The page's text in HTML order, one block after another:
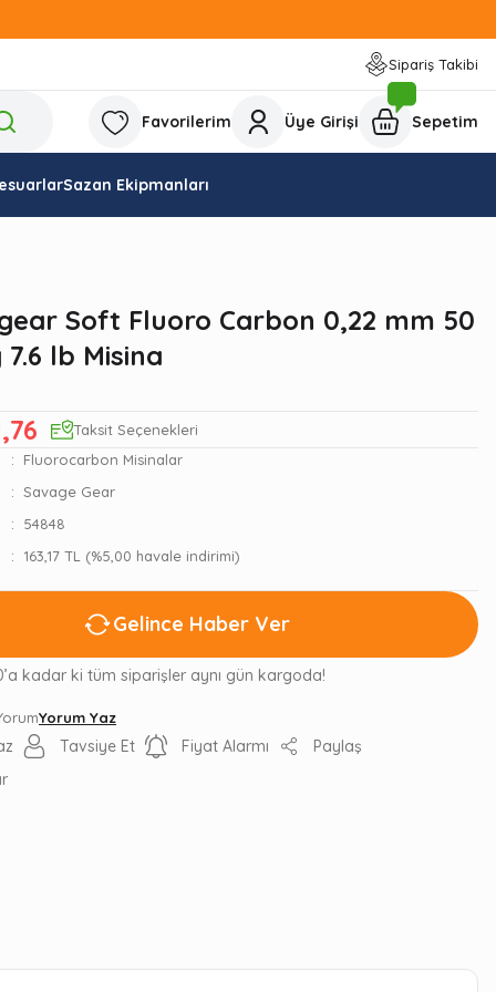
Sipariş Takibi
Favorilerim Üye Girişi Sepetim
Sazan Ekipmanları
Yorum Yaz
Soft Fluoro Carbon 0,22 mm 50
lb Misina
Taksit Seçenekleri
Fluorocarbon Misinalar
Savage Gear
54848
163,17 TL (%5,00 havale indirimi)
Gelince Haber Ver
kadar ki tüm siparişler aynı gün kargoda!
Tavsiye Et Fiyat Alarmı
Paylaş